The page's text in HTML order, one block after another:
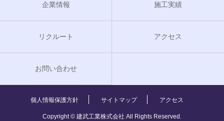
企業情報 施工実績
リクルート アクセス
お問い合わせ
個人情報保護方針 サイトマップ アクセス
Copyright © 建武工業株式会社 All Rights Reserved.